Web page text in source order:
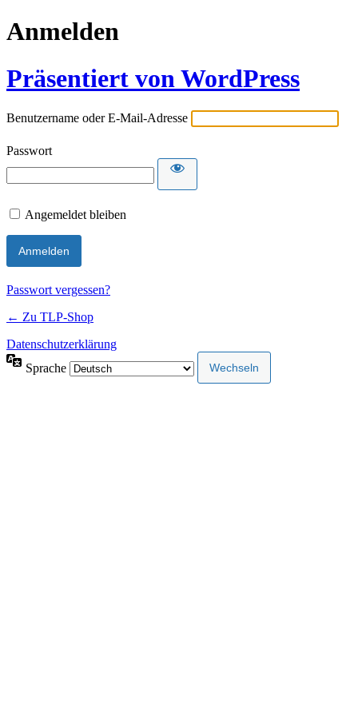
Anmelden
Präsentiert von WordPress
Benutzername oder E-Mail-Adresse
Passwort
Angemeldet bleiben
Passwort vergessen?
← Zu TLP-Shop
Datenschutzerklärung
Sprache